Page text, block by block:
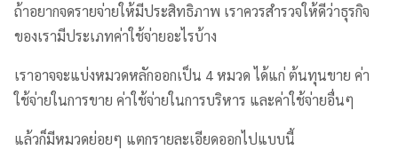
ถ้าอยากจดรายจ่ายให้มีประสิทธิภาพ เราควรสำรวจให้ดีว่าธุรกิจ
ของเรามีประเภทค่าใช้จ่ายอะไรบ้าง
เราอาจจะแบ่งหมวดหลักออกเป็น 4 หมวด ได้แก่ ต้นทุนขาย ค่า
ใช้จ่ายในการขาย ค่าใช้จ่ายในการบริหาร และค่าใช้จ่ายอื่นๆ
แล้วก็มีหมวดย่อยๆ แตกรายละเอียดออกไปแบบนี้